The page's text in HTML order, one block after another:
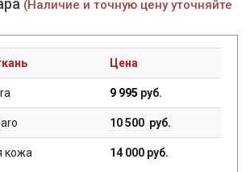
(Наличие и точную цену уточняйте
Цена
9 995 руб.
10 500 руб.
кожа 14 000 руб.